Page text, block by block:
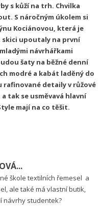
s kůží na trh. Chvilka
S náročným úkolem si
Kociánovou, která je
upoutaly na první
návrhářkami
šaty na běžné denní
modré a kabát laděný do
rafinované detaily v růžové
tak se usměvavá hlavní
mají na co těšit.
škole textilních řemesel a
ale také má vlastní butik,
návrhy studentek?